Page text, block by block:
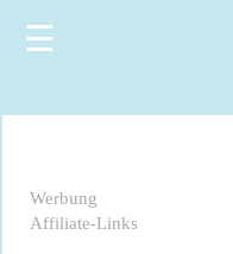
☰
Werbung
Affiliate-Links